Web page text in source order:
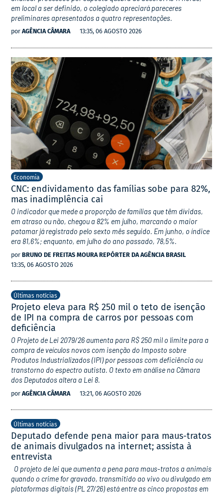
em local a ser definido, o colegiado apreciará pareceres
preliminares apresentados a quatro representações.
por AGÊNCIA CÂMARA 13:35, 06 AGOSTO 2026
Economia
CNC: endividamento das famílias sobe para 82%,
mas inadimplência cai
O indicador que mede a proporção de famílias que têm dívidas,
em atraso ou não, chegou a 82% em julho, marcando o maior
patamar já registrado pelo sexto mês seguido. Em junho, o índice
era 81,6%; enquanto, em julho do ano passado, 78,5%.
por BRUNO DE FREITAS MOURA REPÓRTER DA AGÊNCIA BRASIL
13:35, 06 AGOSTO 2026
Últimas notícias
Projeto eleva para R$ 250 mil o teto de isenção
de IPI na compra de carros por pessoas com
deficiência
O Projeto de Lei 2079/26 aumenta para R$ 250 mil o limite para a
compra de veículos novos com isenção do Imposto sobre
Produtos Industrializados (IPI) por pessoas com deficiência ou
transtorno do espectro autista. O texto em análise na Câmara
dos Deputados altera a Lei 8.
por AGÊNCIA CÂMARA 13:21, 06 AGOSTO 2026
Últimas notícias
Deputado defende pena maior para maus-tratos
de animais divulgados na internet; assista à
entrevista
O projeto de lei que aumenta a pena para maus-tratos a animais
quando o crime for gravado, transmitido ao vivo ou divulgado em
plataformas digitais (PL 27/26) está entre as cinco propostas em